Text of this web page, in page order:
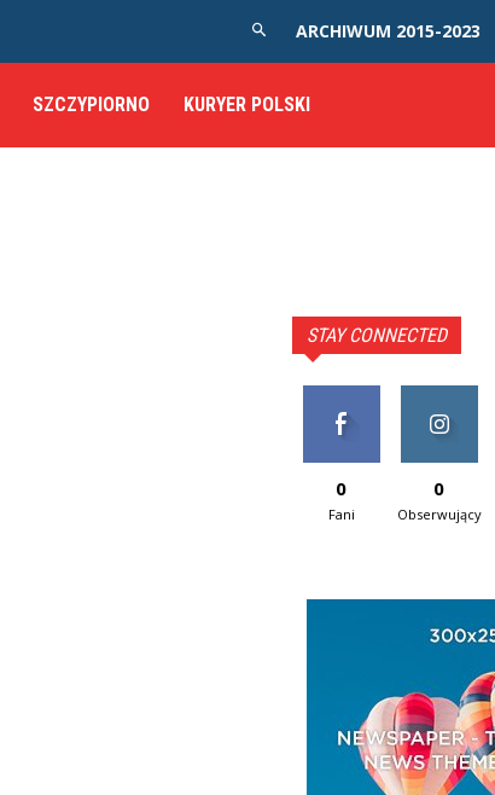
ARCHIWUM 2015-2023
SZCZYPIORNO KURYER POLSKI
STAY CONNECTED
0
Fani
0
Obserwujący